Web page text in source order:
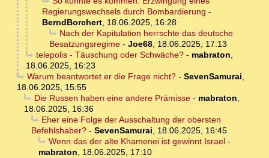
Regierungswechsels durch Bombardierung -
BerndBorchert, 18.06.2025, 16:28
Nach der Kapitulation herrschte das deutsche
Besatzungsregime - Joe68, 18.06.2025, 17:13
telepolis - Täuschung oder Schwäche?- mabraton,
18.06.2025, 16:23
Warum beantwortet er die Frage nicht?- SevenSamurai,
18.06.2025, 15:55
Die Russen haben eine andere Prämisse- mabraton,
18.06.2025, 16:36
Eher eine Folge der Ausschaltung der obersten
Befehlshaber? - SevenSamurai, 18.06.2025, 16:45
Wenn das der alte Khamenei ist gewinnt Israel-
mabraton, 18.06.2025, 17:10